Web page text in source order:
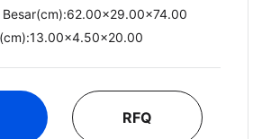
Besar(cm):62.00x29.00x74.00
RFQ